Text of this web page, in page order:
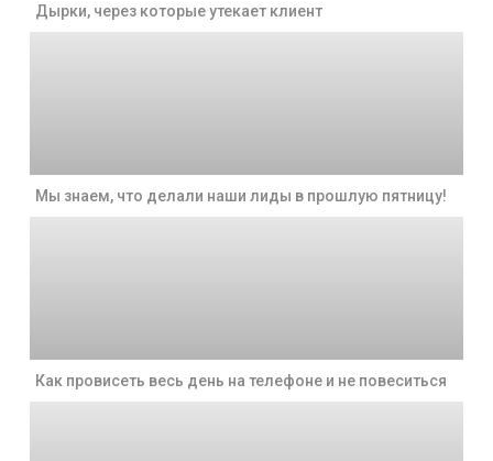
Дырки, через которые утекает клиент
Мы знаем, что делали наши лиды в прошлую пятницу!
Как провисеть весь день на телефоне и не повеситься